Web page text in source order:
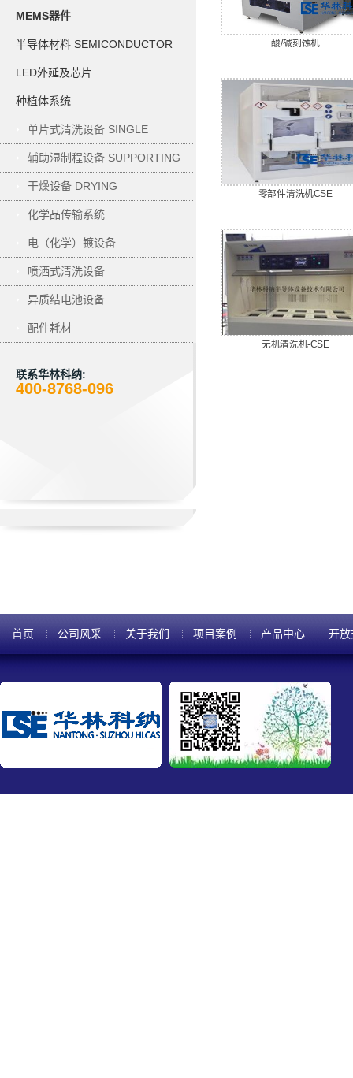
ELECTRONICS
MEMS器件
半导体材料 SEMICONDUCTOR
MATERIAL
LED外延及芯片
种植体系统
单片式清洗设备 SINGLE
WAFER PROCESSING
辅助湿制程设备 SUPPORTING
干燥设备 DRYING
化学品传输系统
电（化学）镀设备
ELECTROPLATING
喷洒式清洗设备
异质结电池设备
配件耗材
联系华林科纳:
400-8768-096
酸/碱刻蚀机
零部件清洗机CSE
无机清洗机-CSE
首页 公司风采 关于我们 项目案例 产品中心 开放